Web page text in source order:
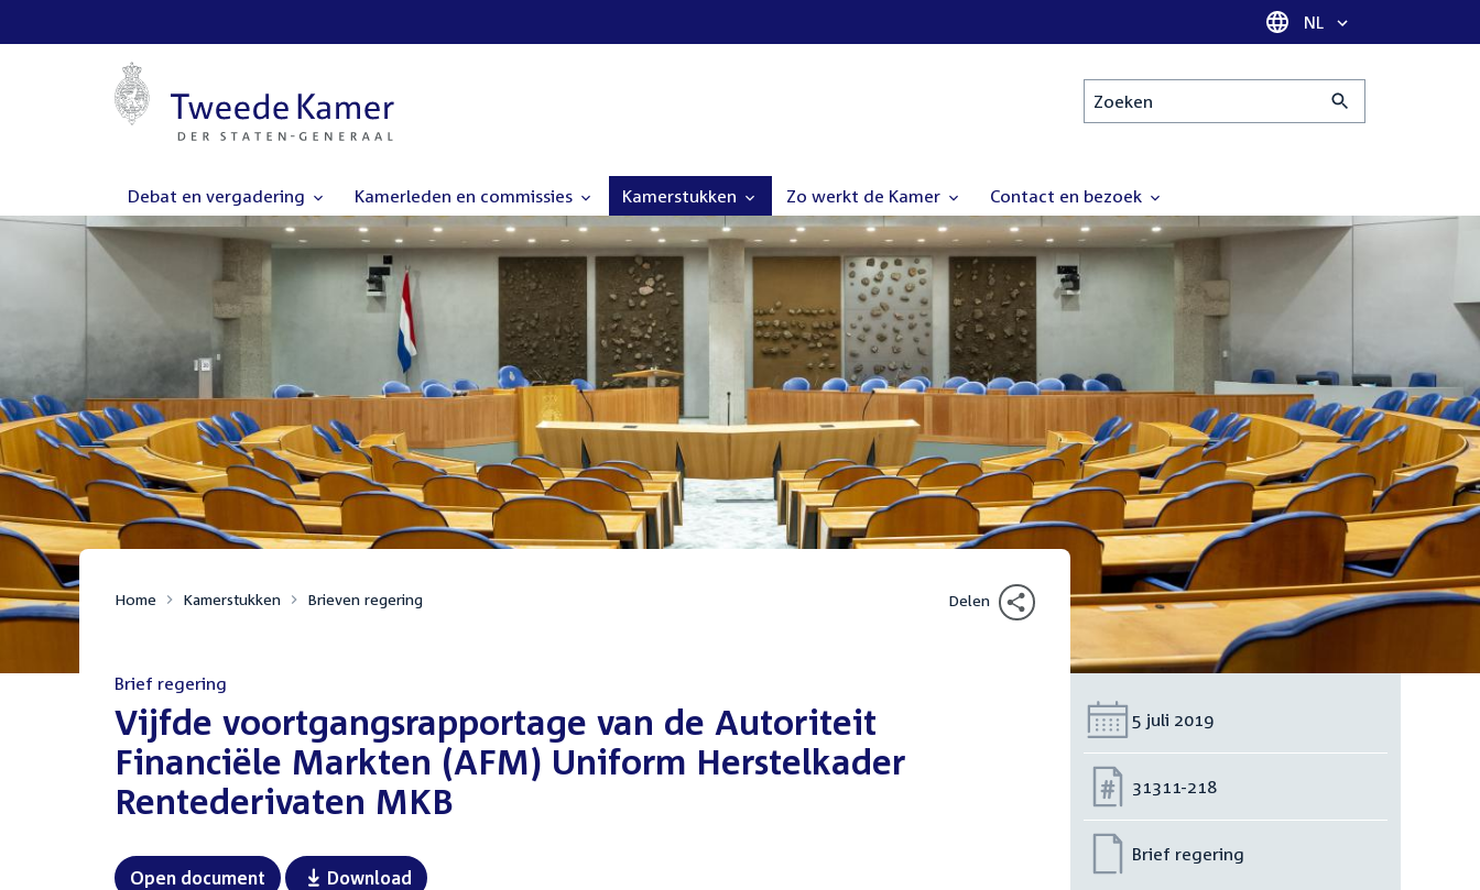
Taal selectie
NL
Zoeken
Debat en vergadering Kamerleden en commissies Kamerstukken Zo werkt de Kamer Contact en bezoek
Home Kamerstukken Brieven regering Delen
Brief regering
:Vijfde voortgangsrapportage van de Autoriteit
Financiële Markten (AFM) Uniform Herstelkader
Rentederivaten MKB
Open document Download
Datum:
5 juli 2019
Nummer:
31311-218
Brief regering